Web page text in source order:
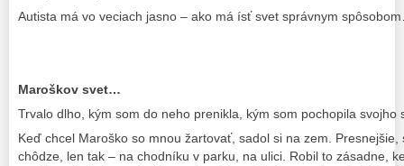
Autista má vo veciach jasno – ako má ísť svet správnym
Maroškov svet…
Trvalo dlho, kým som do neho prenikla, kým som pochopila svojho
Keď chcel Maroško so mnou žartovať, sadol si na zem.
chôdze, len tak – na chodníku v parku, na ulici. Robil to zásadne,